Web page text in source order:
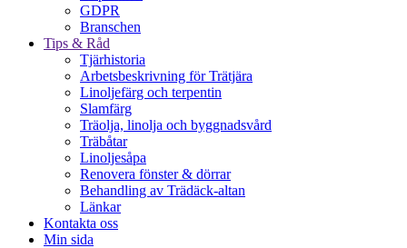
GDPR
Branschen
Tips & Råd
Tjärhistoria
Arbetsbeskrivning för Trätjära
Linoljefärg och terpentin
Slamfärg
Träolja, linolja och byggnadsvård
Träbåtar
Linoljesåpa
Renovera fönster & dörrar
Behandling av Trädäck-altan
Länkar
Kontakta oss
Min sida